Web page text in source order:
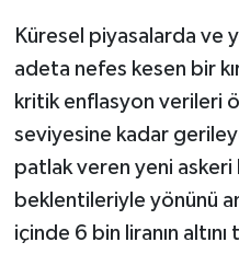
Küresel piyasalarda ve
adeta nefes kesen bir
kritik enflasyon verileri
seviyesine kadar
patlak veren yeni
beklentileriyle yönünü
içinde 6 bin liranın